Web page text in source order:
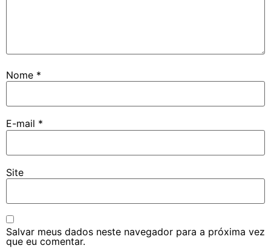
Nome *
E-mail *
Site
Salvar meus dados neste navegador para a próxima vez
que eu comentar.